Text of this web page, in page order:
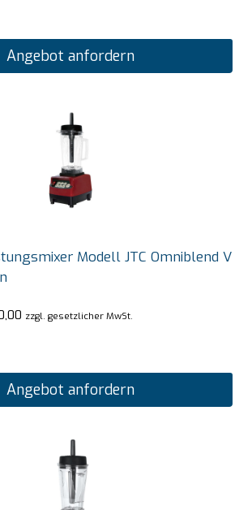
Angebot anfordern
Modell JTC Omniblend V
zzgl. gesetzlicher MwSt.
Angebot anfordern